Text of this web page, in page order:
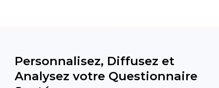
Personnalisez, Diffusez et
Analysez votre Questionnaire